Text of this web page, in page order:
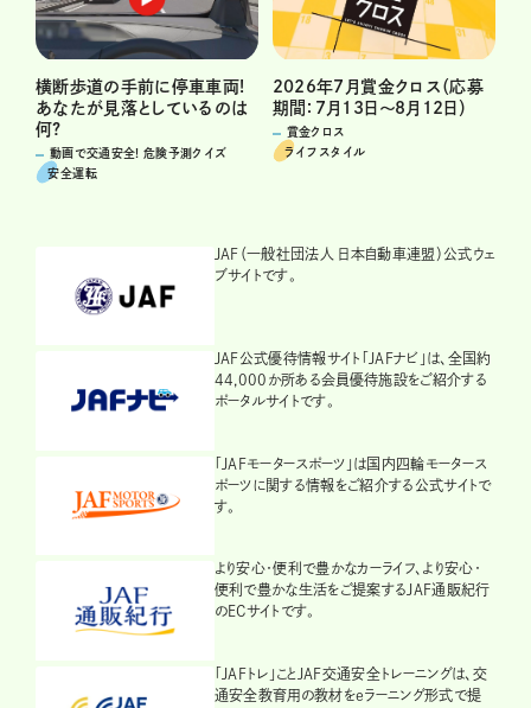
横断歩道の手前に停車車両!
あなたが見落としているのは
何?
動画で交通安全! 危険予測クイズ
安全運転
2026年7月賞金クロス（応募
期間：7月13日～8月12日）
賞金クロス
ライフスタイル
JAF（一般社団法人 日本自動車連盟）公式ウェ
ブサイトです。
JAF公式優待情報サイト「JAFナビ」は、全国約
44,000か所ある会員優待施設をご紹介する
ポータルサイトです。
「JAFモータースポーツ」は国内四輪モータース
ポーツに関する情報をご紹介する公式サイトで
す。
より安心・便利で豊かなカーライフ、より安心・
便利で豊かな生活をご提案するJAF通販紀行
のECサイトです。
「JAFトレ」ことJAF交通安全トレーニングは、交
通安全教育用の教材をeラーニング形式で提